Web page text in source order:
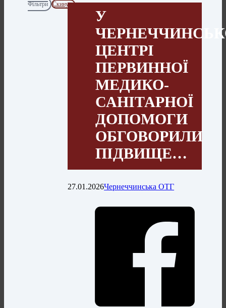
Фільтри
Скинути
У
ЦЕНТРІ
ПЕРВИННОЇ
МЕДИКО-
САНІТАРНОЇ
ДОПОМОГИ
ОБГОВОРИЛИ
ПІДВИЩЕ…
27.01.2026Чернеччинська ОТГ